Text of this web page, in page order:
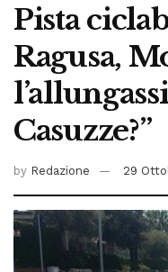
Pista
Ragusa,
Casuzze?”
by Redazione 29